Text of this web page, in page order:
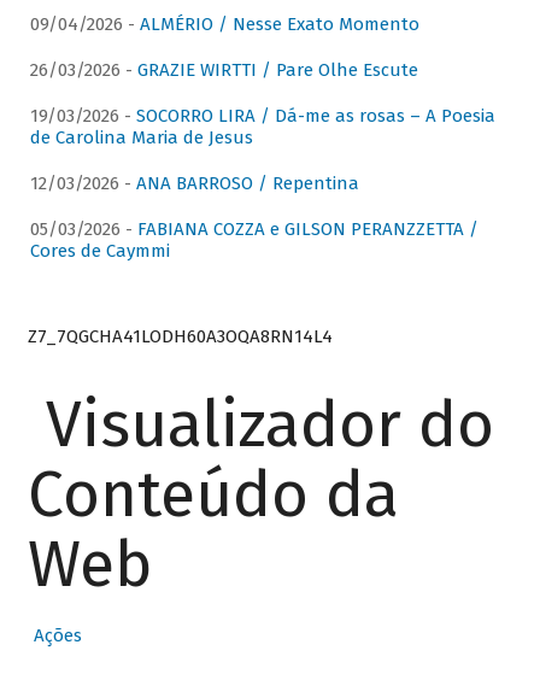
09/04/2026 - ALMÉRIO / Nesse Exato Momento
26/03/2026 - GRAZIE WIRTTI / Pare Olhe Escute
19/03/2026 - SOCORRO LIRA / Dá-me as rosas – A Poesia
de Carolina Maria de Jesus
12/03/2026 - ANA BARROSO / Repentina
05/03/2026 - FABIANA COZZA e GILSON PERANZZETTA /
Cores de Caymmi
Z7_7QGCHA41LODH60A3OQA8RN14L4
Visualizador do
Conteúdo da
Web
Ações